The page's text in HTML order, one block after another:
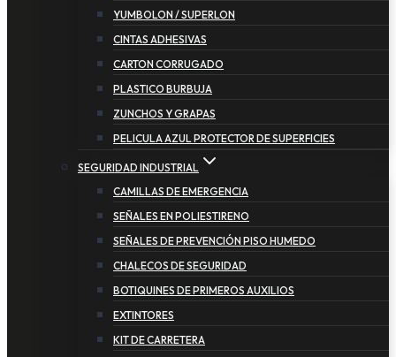
YUMBOLON / SUPERLON
CINTAS ADHESIVAS
CARTON CORRUGADO
PLASTICO BURBUJA
ZUNCHOS Y GRAPAS
PELICULA AZUL PROTECTOR DE SUPERFICIES
SEGURIDAD INDUSTRIAL
CAMILLAS DE EMERGENCIA
SEÑALES EN POLIESTIRENO
SEÑALES DE PREVENCIÓN PISO HUMEDO
CHALECOS DE SEGURIDAD
BOTIQUINES DE PRIMEROS AUXILIOS
EXTINTORES
KIT DE CARRETERA